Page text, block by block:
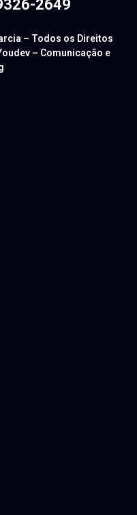
2649
– Todos os Direitos
– Comunicação e